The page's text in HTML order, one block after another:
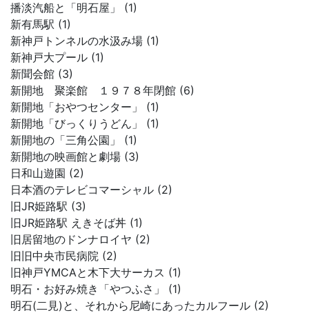
播淡汽船と「明石屋」 (1)
新有馬駅 (1)
新神戸トンネルの水汲み場 (1)
新神戸大プール (1)
新聞会館 (3)
新開地 聚楽館 １９７８年閉館 (6)
新開地「おやつセンター」 (1)
新開地「びっくりうどん」 (1)
新開地の「三角公園」 (1)
新開地の映画館と劇場 (3)
日和山遊園 (2)
日本酒のテレビコマーシャル (2)
旧JR姫路駅 (3)
旧JR姫路駅 えきそば丼 (1)
旧居留地のドンナロイヤ (2)
旧旧中央市民病院 (2)
旧神戸YMCAと木下大サーカス (1)
明石・お好み焼き「やつふさ」 (1)
明石(二見)と、それから尼崎にあったカルフール (2)